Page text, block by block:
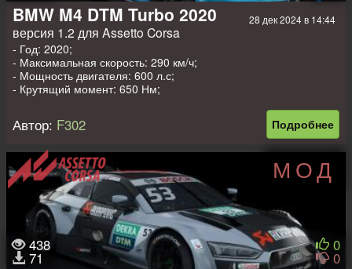
28 дек 2024 в 14:44
BMW M4 DTM Turbo 2020
версия 1.2 для Assetto Corsa
- Год: 2020;
- Максимальная скорость: 290 км/ч;
- Мощность двигателя: 600 л.с;
- Крутящий момент: 650 Нм;
Подробнее
Автор: F302
МОД
438
71
0
0